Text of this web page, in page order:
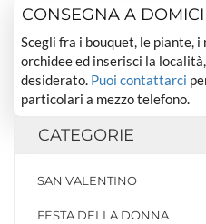
CONSEGNA A
Scegli fra i bouquet, le piante,
orchidee ed inserisci la
desiderato. Puoi contattarci
particolari a mezzo telefono.
CATEGORIE
SAN VALENTINO
FESTA DELLA DONNA